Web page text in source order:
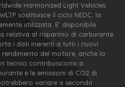
Harmonized Light Vehicles
sostituisce il ciclo NEDC, la
utilizzata. E’ disponibile
relativa al risparmio di carburante
i dati inerenti a tutti i nuovi
del motore, anche lo
tecnici contribuiscono a
e le emissioni di CO2 di
variare a seconda